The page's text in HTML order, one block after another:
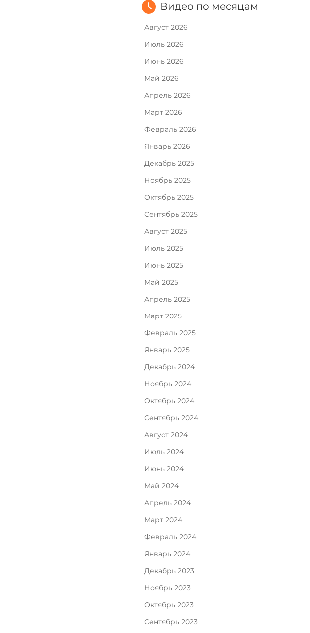
Видео по месяцам
Август 2026
Июль 2026
Июнь 2026
Май 2026
Апрель 2026
Март 2026
Февраль 2026
Январь 2026
Декабрь 2025
Ноябрь 2025
Октябрь 2025
Сентябрь 2025
Август 2025
Июль 2025
Июнь 2025
Май 2025
Апрель 2025
Март 2025
Февраль 2025
Январь 2025
Декабрь 2024
Ноябрь 2024
Октябрь 2024
Сентябрь 2024
Август 2024
Июль 2024
Июнь 2024
Май 2024
Апрель 2024
Март 2024
Февраль 2024
Январь 2024
Декабрь 2023
Ноябрь 2023
Октябрь 2023
Сентябрь 2023